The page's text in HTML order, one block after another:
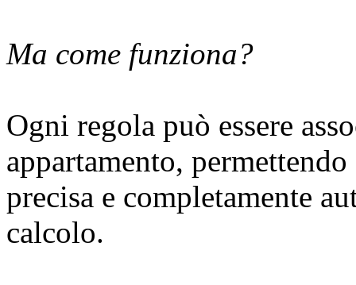
Ma come funziona?
Ogni regola può essere
appartamento,
precisa e completamente
calcolo.